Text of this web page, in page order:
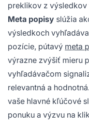
preklikov z výsledkov
Meta popisy slúžia
výsledkoch
pozície, pútavý meta
výrazne zvýšiť mieru
vyhľadávačom
relevantná a
vaše hlavné kľúčové
ponuku a výzvu na